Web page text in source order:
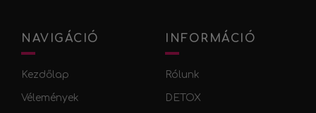
NAVIGÁCIÓ
Kezdőlap
Vélemények
INFORMÁCIÓ
Rólunk
DETOX